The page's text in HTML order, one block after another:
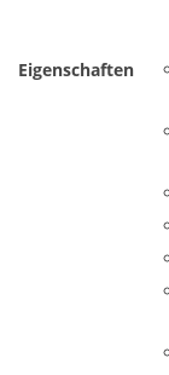
Eigenschaften